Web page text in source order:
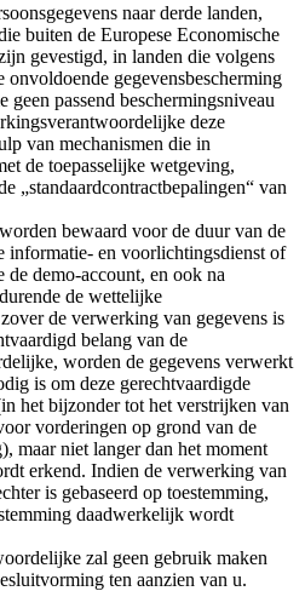
naar derde landen,
buiten de Europese Economische
gevestigd, in landen die volgens
onvoldoende gegevensbescherming
geen passend beschermingsniveau
deze
van mechanismen die in
de toepasselijke wetgeving,
„standaardcontractbepalingen“ van
bewaard voor de duur van de
informatie- en voorlichtingsdienst of
de demo-account, en ook na
de wettelijke
de verwerking van gegevens is
belang van de
worden de gegevens verwerkt
is om deze gerechtvaardigde
het bijzonder tot het verstrijken van
vorderingen op grond van de
maar niet langer dan het moment
erkend. Indien de verwerking van
is gebaseerd op toestemming,
daadwerkelijk wordt
zal geen gebruik maken
ten aanzien van u.